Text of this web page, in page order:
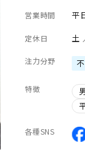
営業時間 平
定休日 土
注力分野
特徴
各種SNS